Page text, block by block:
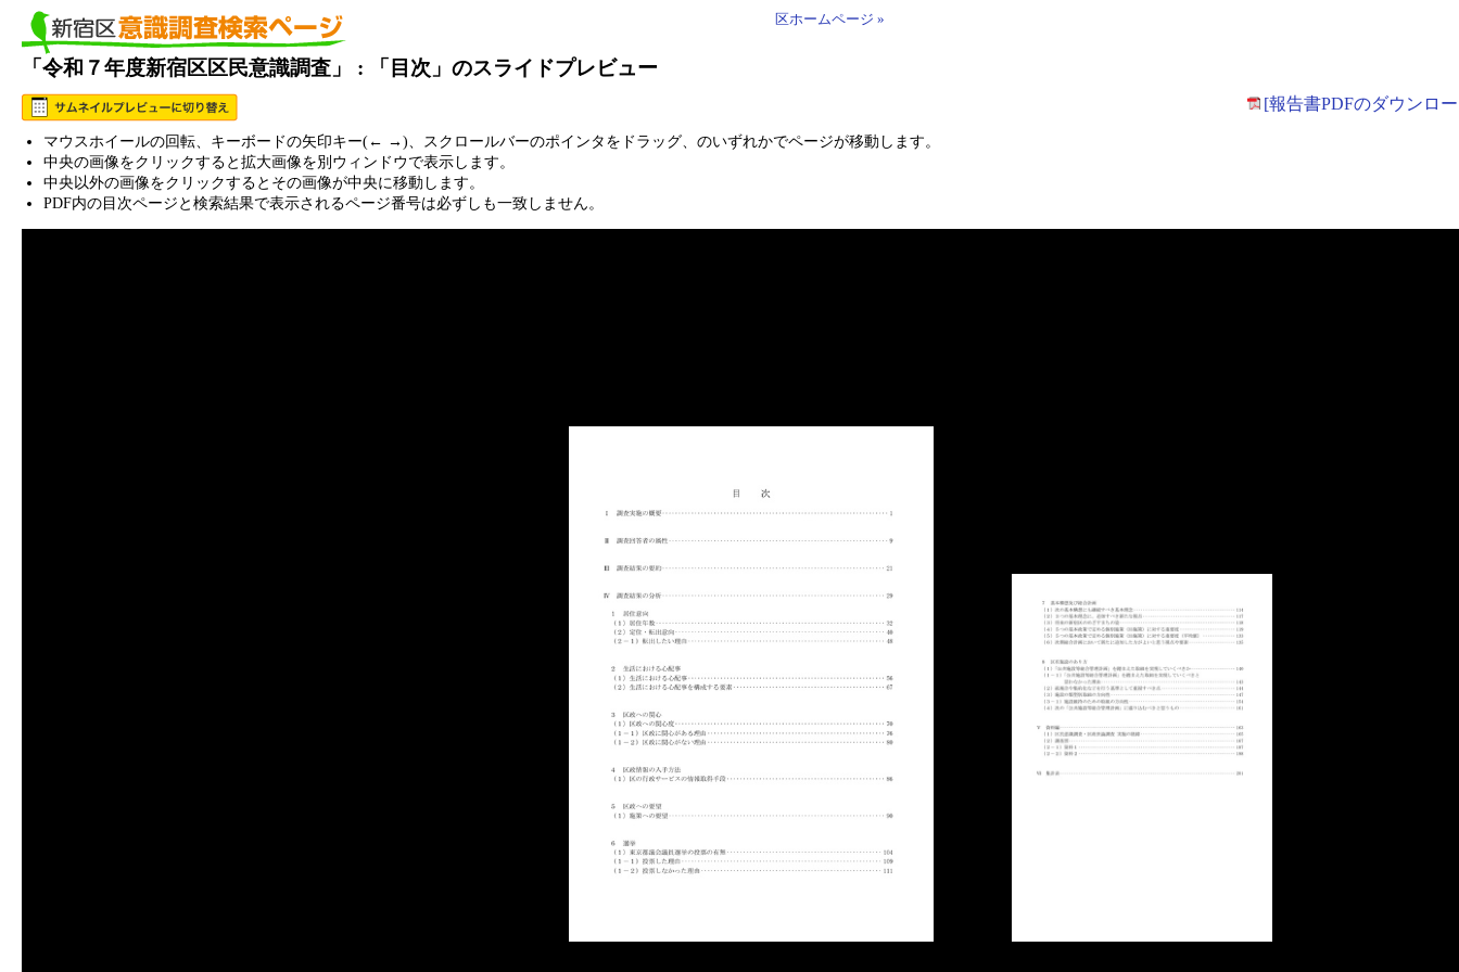
区ホームページ »
「令和７年度新宿区区民意識調査」 : 「目次」のスライドプレビュー
[報告書PDFのダウンロ
マウスホイールの回転、キーボードの矢印キー(← →)、スクロールバーのポインタをドラッグ、のいずれかでページが移動します。
中央の画像をクリックすると拡大画像を別ウィンドウで表示します。
中央以外の画像をクリックするとその画像が中央に移動します。
PDF内の目次ページと検索結果で表示されるページ番号は必ずしも一致しません。